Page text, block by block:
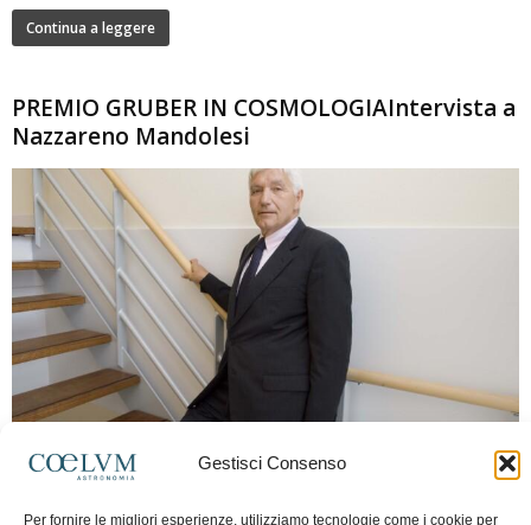
Gestisci Consenso
Per fornire le migliori esperienze, utilizziamo tecnologie come i cookie per
Continua a leggere
PREMIO GRUBER IN COSMOLOGIAIntervista a
Nazzareno Mandolesi
Frida Paolella - 16 Giugno 2026 0
spaziale europea e della missione Planck. Il dialogo ripercorre i principali